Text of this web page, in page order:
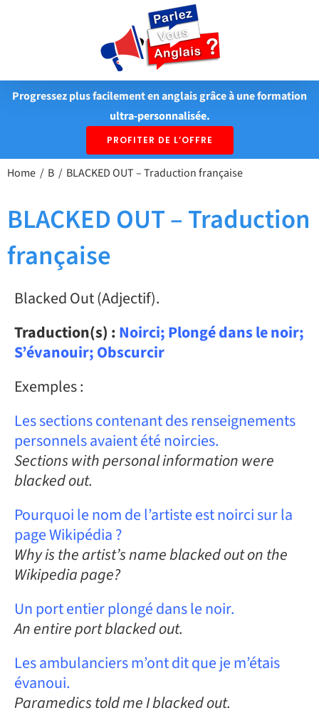
Progressez plus facilement en anglais grâce à une formation
ultra-personnalisée.
PROFITER DE L’OFFRE
Home B BLACKED OUT – Traduction française
BLACKED OUT – Traduction
française
Blacked Out (Adjectif).
Traduction(s) :Noirci; Plongé dans le noir;
S’évanouir; Obscurcir
Exemples :
Les sections contenant des renseignements
personnels avaient été noircies.
Sections with personal information were
blacked out.
Pourquoi le nom de l’artiste est noirci sur la
page Wikipédia ?
Why is the artist’s name blacked out on the
Wikipedia page?
Un port entier plongé dans le noir.
An entire port blacked out.
Les ambulanciers m’ont dit que je m’étais
évanoui.
Paramedics told me I blacked out.